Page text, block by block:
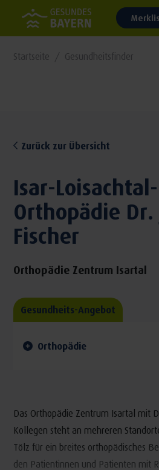
Startseite Gesundheitsfinder
Zurück zur Übersicht
Isar-Loisachtal-
Orthopädie Dr.
Fischer
Orthopädie Zentrum Isartal
Gesundheits-Angebot
Orthopädie
Das Orthopädie Zentrum Isartal mit
Kollegen steht an mehreren
Tölz für ein breites orthopädisches
den Patientinnen und Patienten mit